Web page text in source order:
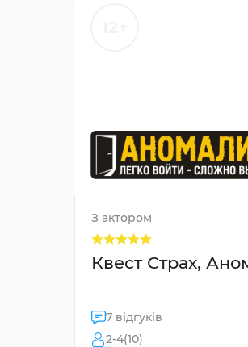
З актором
Квест Страх,
7 відгуків
2-4(10)